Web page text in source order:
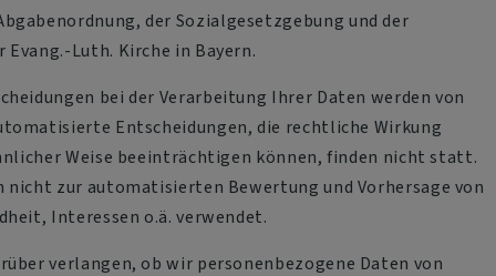
der Sozialgesetzgebung und der
Luth. Kirche in Bayern.
bei der Verarbeitung Ihrer Daten werden von
Entscheidungen, die rechtliche Wirkung
Weise beeinträchtigen können, finden nicht statt.
nicht zur automatisierten Bewertung und Vorhersage von
Interessen o.ä. verwendet.
verlangen, ob wir personenbezogene Daten von